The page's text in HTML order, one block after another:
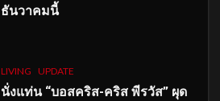
ธันวาคมนี้
LIVING UPDATE
นั่งแท่น “บอสคริส-คริส พีรวัส” ผุด